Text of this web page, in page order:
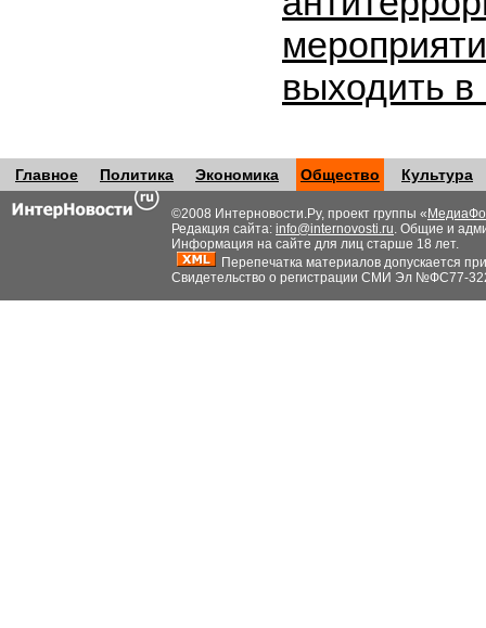
выходить
Главное Политика Экономика Общество Культура
©2008 Интерновости.Ру, проект группы «
Редакция сайта: info@internovosti.ru. Общие и
Информация на сайте для лиц старше 18 лет.
Перепечатка материалов допускается
Свидетельство о регистрации СМИ Эл №ФС77-